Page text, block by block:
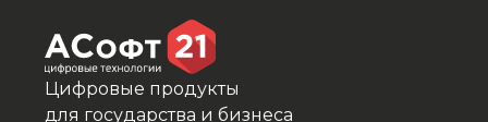
Цифровые продукты
для государства и бизнеса